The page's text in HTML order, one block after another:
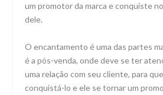
um promotor da marca e conquiste
dele.
O encantamento é uma das partes
é a pós-venda, onde deve se ter
uma relação com seu cliente, para
conquistá-lo e ele se tornar um